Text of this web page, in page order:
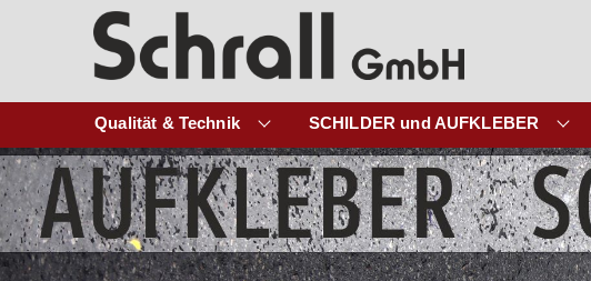
Qualität & Technik SCHILDER und AUFKLEBER